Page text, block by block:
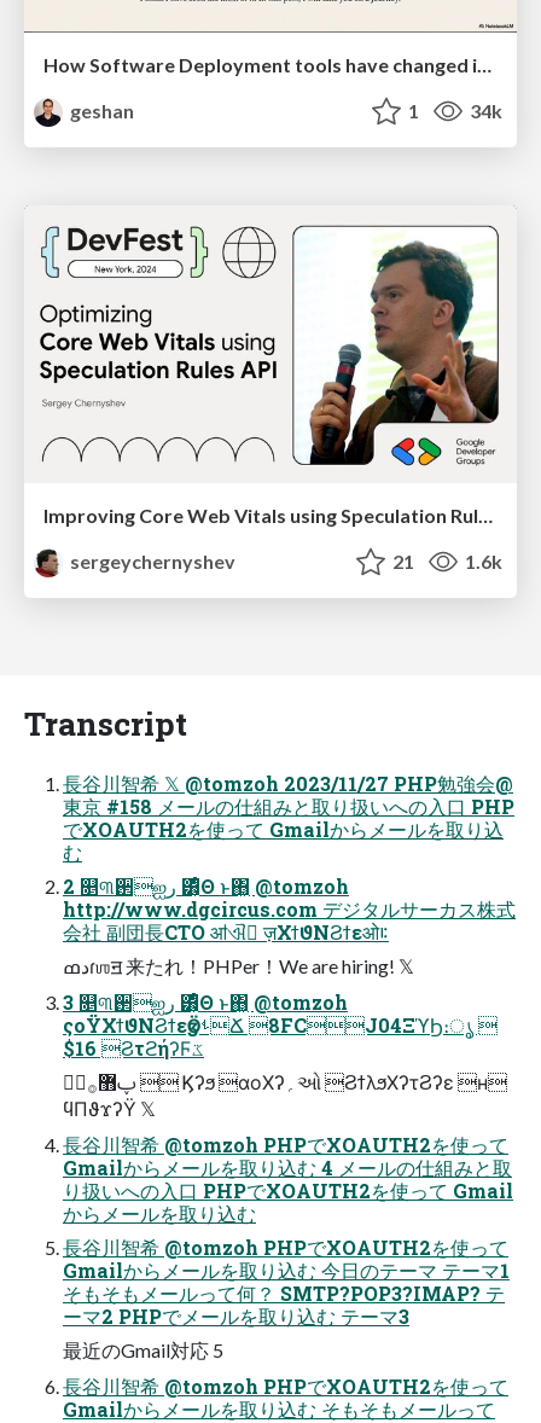
How Software Deployment tools have changed in the past 20 years
geshan
1 34k
sergeychernyshev
21 1.6k
Transcript
長谷川智希 𝕏 @tomzoh 2023/11/27 PHP勉強会@
東京 #158 メールの仕組みと取り扱いへの入口 PHP
でXOAUTH2を使って Gmailからメールを取り込
む
2 ௕୩઒ஐر ͸͕ͤΘ ͱ΋͖ @tomzoh
http://www.dgcircus.com デジタルサーカス株式
会社 副団長CTO ॴଐ ٕज़ΧϯϑΝϨϯεओ࠻
دߘɾஶॻ 来たれ！PHPer！We are hiring! 𝕏
3 ௕୩઒ஐر ͸͕ͤΘ ͱ΋͖ @tomzoh
ςοΫΧϯϑΝϨϯεӡӦࢀՃ 8FCJ04ΞϓϦ։ൃ 
$16 ϨτϩήʔϜػ
ిࢠ޻࡞  Ϗʔϧ αοΧʔ؍ઓ ϨϯλϧΧʔτϨʔε ʜ
ϥΠϑϫʔΫ 𝕏
長谷川智希 @tomzoh PHPでXOAUTH2を使って
Gmailからメールを取り込む 4 メールの仕組みと取
り扱いへの入口 PHPでXOAUTH2を使って Gmail
からメールを取り込む
長谷川智希 @tomzoh PHPでXOAUTH2を使って
Gmailからメールを取り込む 今日のテーマ テーマ1
そもそもメールって何？ SMTP?POP3?IMAP? テ
ーマ2 PHPでメールを取り込む テーマ3
最近のGmail対応 5
長谷川智希 @tomzoh PHPでXOAUTH2を使って
Gmailからメールを取り込む そもそもメールって